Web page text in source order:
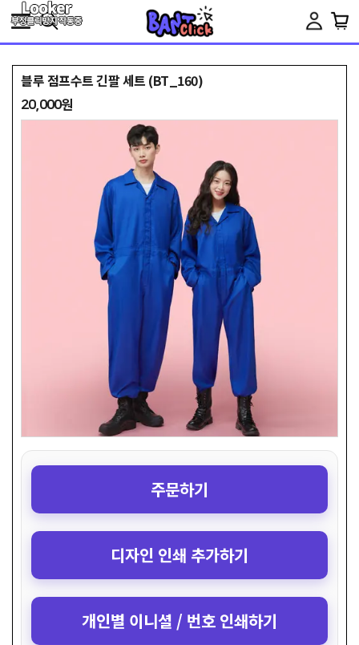
Toggle
블루 점프수트 긴팔 세트 (BT_160)
20,000원
주문하기
디자인 인쇄 추가하기
개인별 이니셜 / 번호 인쇄하기